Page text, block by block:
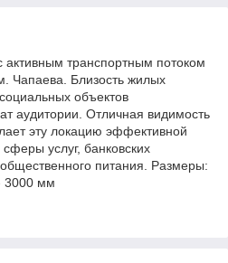
транспортным потоком
Чапаева. Близость жилых
объектов
аудитории. Отличная видимость
эту локацию эффективной
услуг, банковских
питания. Размеры:
3000 мм